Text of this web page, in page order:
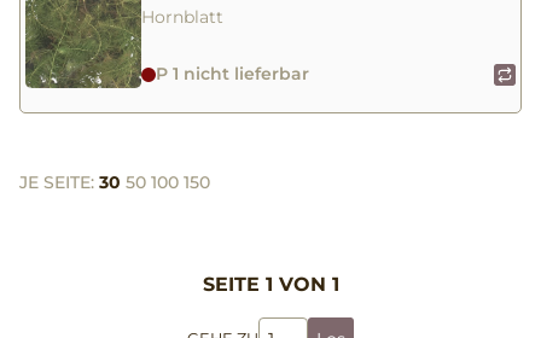
Hornblatt
P 1 nicht lieferbar
JE SEITE: 30 50 100 150
SEITE 1 VON 1